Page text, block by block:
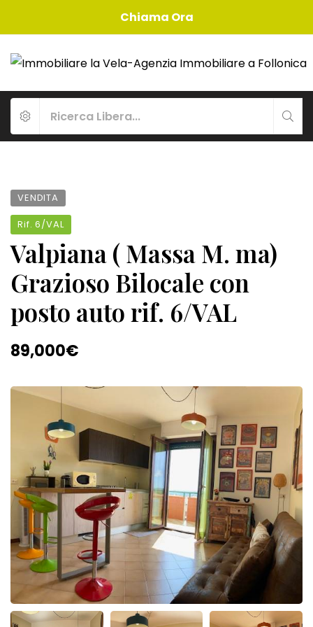
Chiama Ora
VENDITA
Rif.6/VAL
Valpiana ( Massa M. ma)
Grazioso Bilocale con
posto auto rif. 6/VAL
89,000€